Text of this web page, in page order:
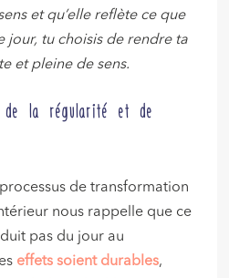
et qu’elle reflète ce que
jour, tu choisis de rendre ta
et pleine de sens.
de la régularité et de
de transformation
nous rappelle que ce
pas du jour au
effets soient durables,